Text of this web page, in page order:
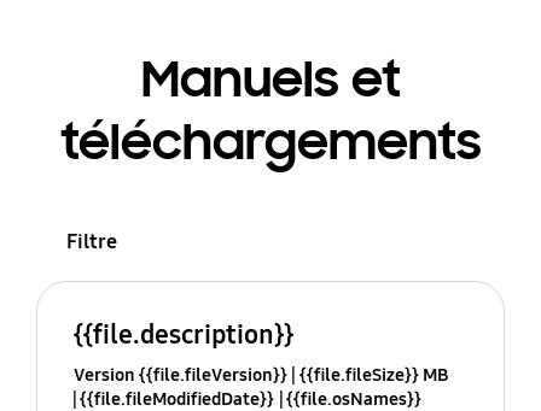
Manuels et
téléchargements
Filtre
{{file.description}}
Version {{file.fileVersion}} {{file.fileSize}} MB
{{file.fileModifiedDate}} {{file.osNames}}